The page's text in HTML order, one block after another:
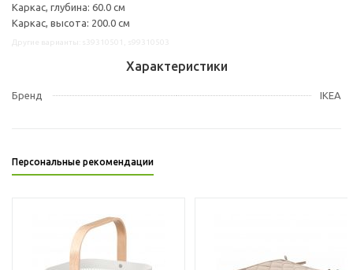
Каркас, глубина: 60.0 см
Каркас, высота: 200.0 см
Характеристики
Бренд IKEA
Персональные рекомендации